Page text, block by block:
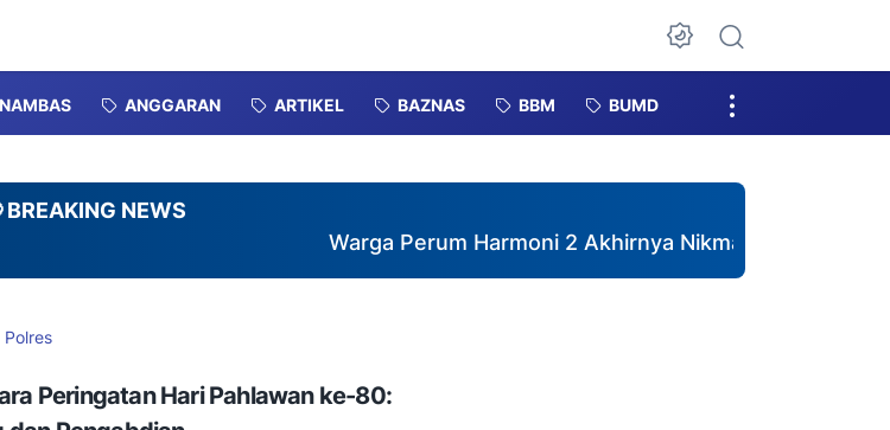
Dark Mode
ANGGARAN ARTIKEL BAZNAS BBM BUMD
BREAKING NEWS
Warga Perum Harmoni 2 Akhirnya Nikmati Air Bersih,
Polres
Peringatan Hari Pahlawan ke-80: